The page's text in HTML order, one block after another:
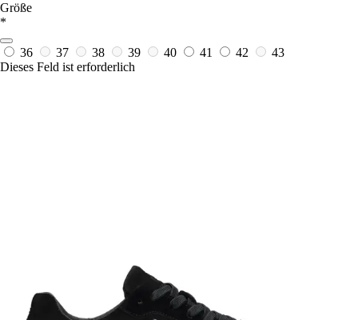
Größe
*
36 37 38 39 40 41 42
43
Dieses Feld ist erforderlich